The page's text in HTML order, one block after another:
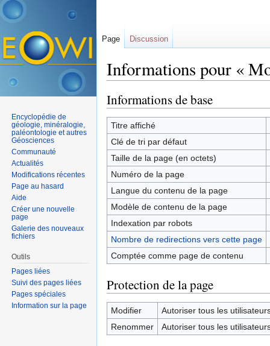
Informations pour «
Informations de base
Titre affiché
Clé de tri par défaut
Taille de la page (en octets)
Numéro de la page
Langue du contenu de la page
Modèle de contenu de la page
Indexation par robots
Nombre de redirections vers cette page
Comptée comme page de contenu
Protection de la page
Modifier
Autoriser tous les
Renommer
Autoriser tous les
Page Discussion
Encyclopédie de
géologie, minéralogie,
paléontologie et autres
Géosciences
Communauté
Actualités
Modifications récentes
Page au hasard
Aide
Créer une nouvelle
page
Galerie des nouveaux
fichiers
Outils
Pages liées
Suivi des pages liées
Pages spéciales
Information sur la page